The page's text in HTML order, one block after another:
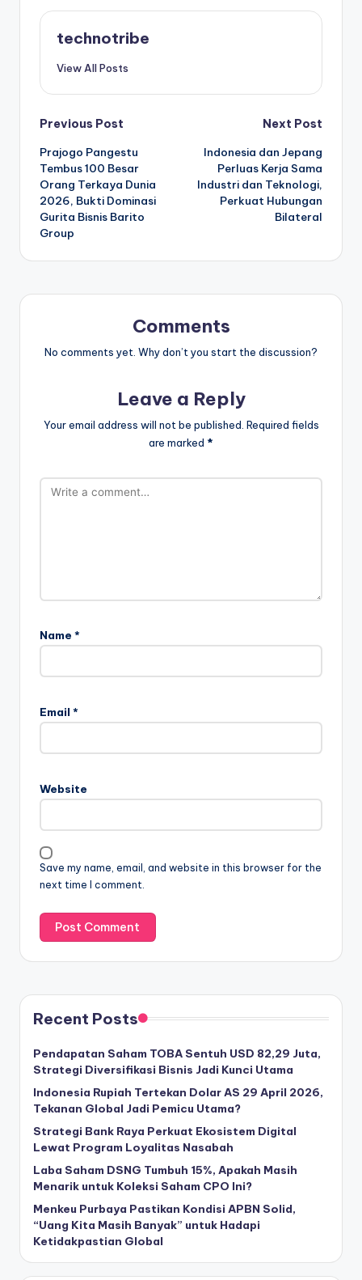
technotribe
View All Posts
Post
navigation
Previous Post
Prajogo Pangestu
Tembus 100 Besar
Orang Terkaya Dunia
2026, Bukti Dominasi
Gurita Bisnis Barito
Group
Next Post
Indonesia dan Jepang
Perluas Kerja Sama
Industri dan Teknologi,
Perkuat Hubungan
Bilateral
Comments
No comments yet. Why don’t you start the discussion?
Leave a Reply
Your email address will not be published. Required fields
are marked *
Name *
Email *
Website
Save my name, email, and website in this browser for the
next time I comment.
Recent Posts
Pendapatan Saham TOBA Sentuh USD 82,29 Juta,
Strategi Diversifikasi Bisnis Jadi Kunci Utama
Indonesia Rupiah Tertekan Dolar AS 29 April 2026,
Tekanan Global Jadi Pemicu Utama?
Strategi Bank Raya Perkuat Ekosistem Digital
Lewat Program Loyalitas Nasabah
Laba Saham DSNG Tumbuh 15%, Apakah Masih
Menarik untuk Koleksi Saham CPO Ini?
Menkeu Purbaya Pastikan Kondisi APBN Solid,
“Uang Kita Masih Banyak” untuk Hadapi
Ketidakpastian Global